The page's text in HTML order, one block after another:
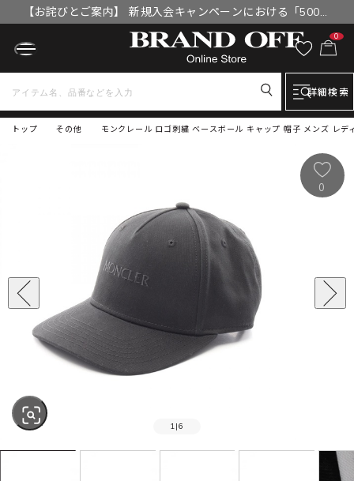
【お詫びとご案内】 新規入会キャンペーンにおける「500円
OFFクーポン」付与漏れと補填について
0
詳細検索
トップ モンクレール ロゴ刺繍 ベースボール キャップ 帽子 メンズ レ
その他
1 |6
0